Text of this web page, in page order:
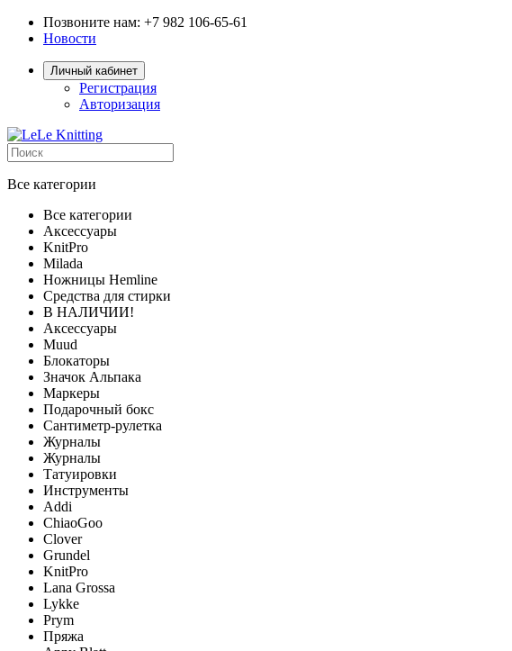
Позвоните нам: +7 982 106-65-61
Новости
Личный кабинет
Регистрация
Авторизация
Все категории
Все категории
Аксессуары
KnitPro
Milada
Ножницы Hemline
Средства для стирки
В НАЛИЧИИ!
Аксессуары
Muud
Блокаторы
Значок Альпака
Маркеры
Подарочный бокс
Сантиметр-рулетка
Журналы
Журналы
Татуировки
Инструменты
Addi
ChiaoGoo
Clover
Grundel
KnitPro
Lana Grossa
Lykke
Prym
Пряжа